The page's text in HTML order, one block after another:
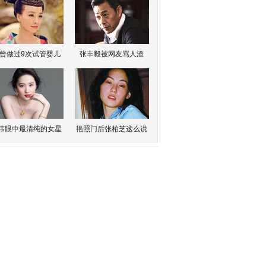
做过9次试管婴儿 张丰毅被网友骂人渣
眼中最清纯的女星 艳照门后张柏芝这么说